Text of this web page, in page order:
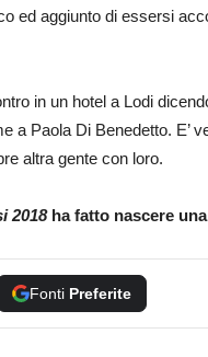
ed aggiunto di essersi
in un hotel a Lodi
a Paola Di Benedetto. E’
altra gente con loro.
2018ha fatto nascere
Fonti Preferite